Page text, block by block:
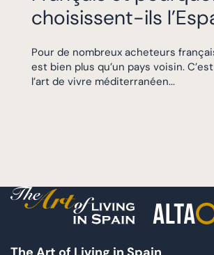
choisissent-ils
Pour de nombreux acheteurs
est bien plus qu’un pays voisin.
l’art de vivre méditerranéen...